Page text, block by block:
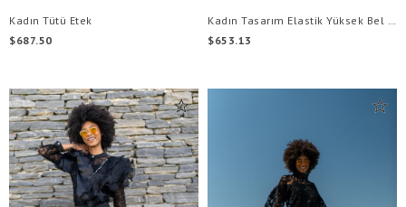
Kadın Tütü Etek
$687.50
$653.13